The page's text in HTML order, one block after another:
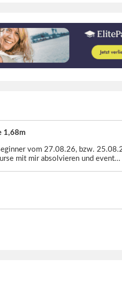
1,68m
vom 27.08.26, bzw.
mit mir absolvieren und